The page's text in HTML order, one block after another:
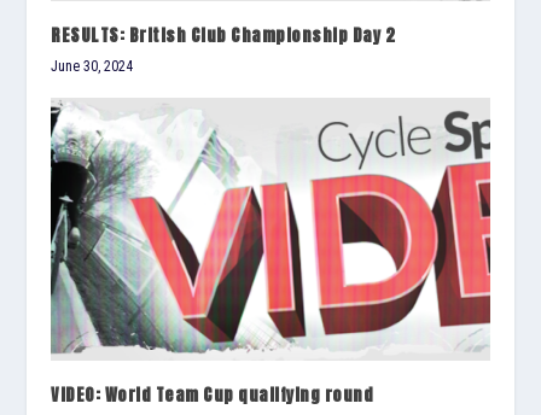
RESULTS: British Club Championship Day 2
June 30, 2024
VIDEO: World Team Cup qualifying round